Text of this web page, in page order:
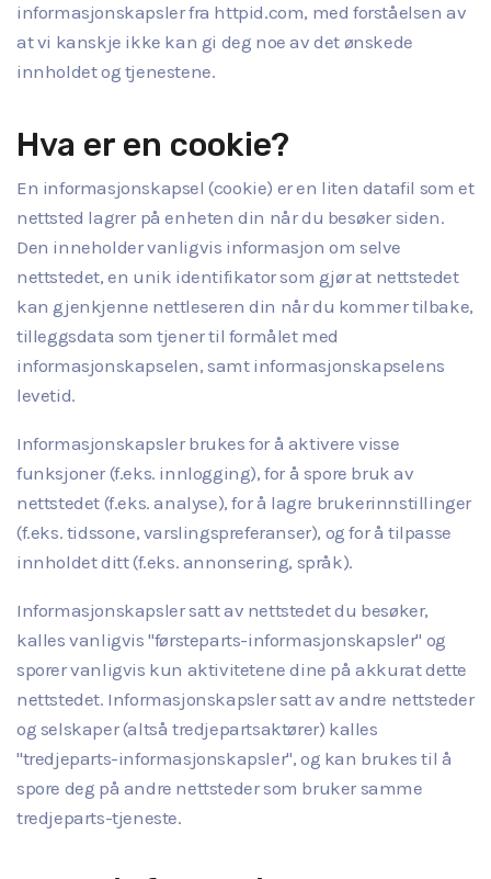
informasjonskapsler fra httpid.com, med forståelsen av
at vi kanskje ikke kan gi deg noe av det ønskede
innholdet og tjenestene.
Hva er en cookie?
En informasjonskapsel (cookie) er en liten datafil som et
nettsted lagrer på enheten din når du besøker siden.
Den inneholder vanligvis informasjon om selve
nettstedet, en unik identifikator som gjør at nettstedet
kan gjenkjenne nettleseren din når du kommer tilbake,
tilleggsdata som tjener til formålet med
informasjonskapselen, samt informasjonskapselens
levetid.
Informasjonskapsler brukes for å aktivere visse
funksjoner (f.eks. innlogging), for å spore bruk av
nettstedet (f.eks. analyse), for å lagre brukerinnstillinger
(f.eks. tidssone, varslingspreferanser), og for å tilpasse
innholdet ditt (f.eks. annonsering, språk).
Informasjonskapsler satt av nettstedet du besøker,
kalles vanligvis "førsteparts-informasjonskapsler" og
sporer vanligvis kun aktivitetene dine på akkurat dette
nettstedet. Informasjonskapsler satt av andre nettsteder
og selskaper (altså tredjepartsaktører) kalles
"tredjeparts-informasjonskapsler", og kan brukes til å
spore deg på andre nettsteder som bruker samme
tredjeparts-tjeneste.